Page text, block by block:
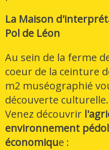
La Maison
Pol de Léon
Au sein de la ferme
coeur de la ceinture
m2 muséographié
découverte culturelle.
Venez découvrir
environnement
économique :